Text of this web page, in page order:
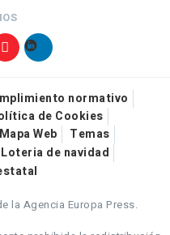
normativo
de Cookies
Mapa Web
Temas
Loteria de navidad
la Agencia Europa Press.